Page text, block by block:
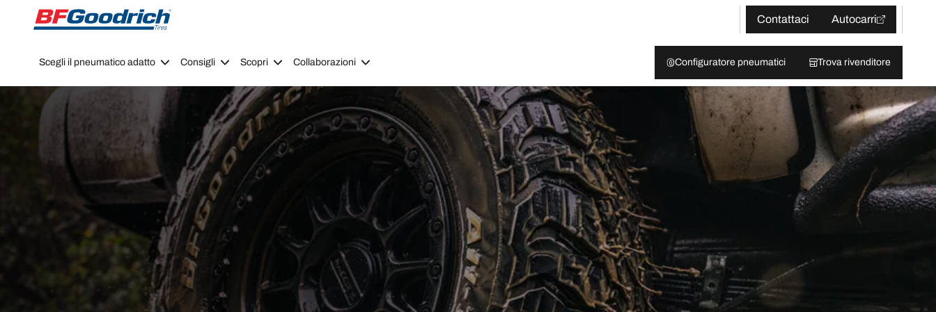
Go to page content
Go to page navigation
Contattaci
Autocarri
Scegli il pneumatico adatto Consigli Scopri Collaborazioni Configuratore pneumatici Trova rivenditore